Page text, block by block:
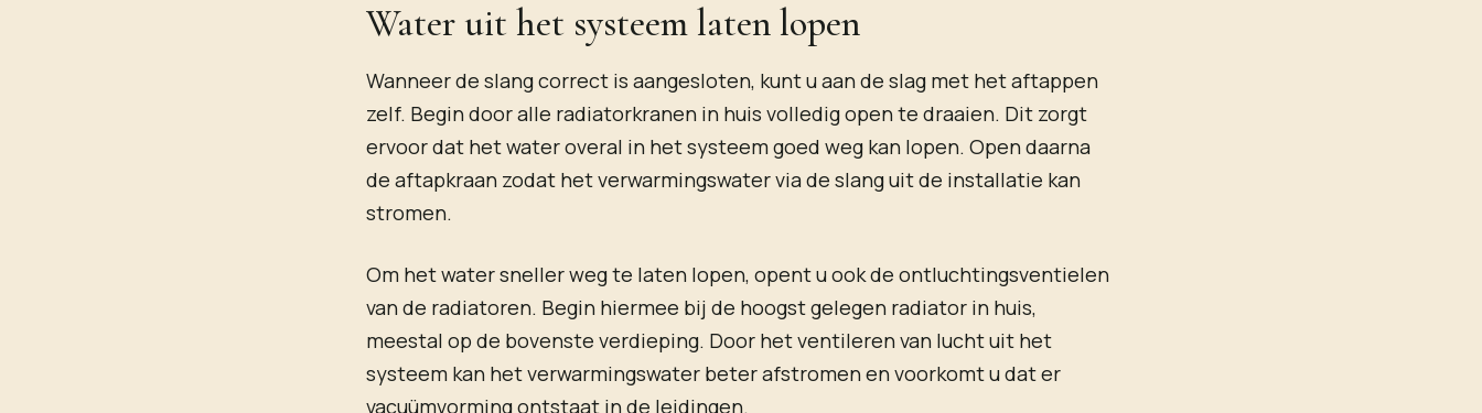
Water uit het systeem laten lopen
Wanneer de slang correct is aangesloten, kunt u aan de slag met het aftappen
zelf. Begin door alle radiatorkranen in huis volledig open te draaien. Dit zorgt
ervoor dat het water overal in het systeem goed weg kan lopen. Open daarna
de aftapkraan zodat het verwarmingswater via de slang uit de installatie kan
stromen.
Om het water sneller weg te laten lopen, opent u ook de ontluchtingsventielen
van de radiatoren. Begin hiermee bij de hoogst gelegen radiator in huis,
meestal op de bovenste verdieping. Door het ventileren van lucht uit het
systeem kan het verwarmingswater beter afstromen en voorkomt u dat er
vacuümvorming ontstaat in de leidingen.